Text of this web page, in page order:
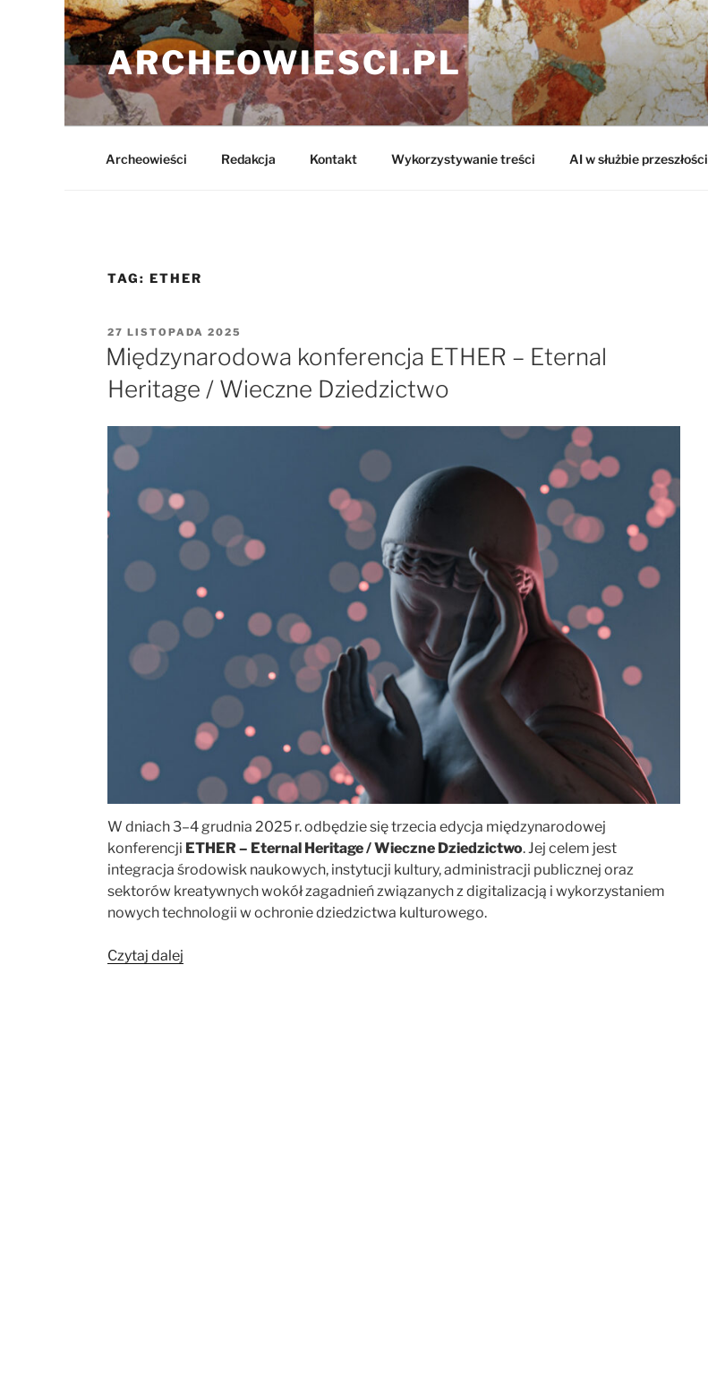
Przejdź
do
treści
ARCHEOWIESCI.PL
Archeowieści Redakcja Kontakt Wykorzystywanie treści AI w służbie przeszłości
TAG: ETHER
OPUBLIKOWANE
W
27 LISTOPADA 2025
Międzynarodowa konferencja ETHER – Eternal
Heritage / Wieczne Dziedzictwo
W dniach 3–4 grudnia 2025 r. odbędzie się trzecia edycja międzynarodowej
konferencji ETHER – Eternal Heritage / Wieczne Dziedzictwo. Jej celem jest
integracja środowisk naukowych, instytucji kultury, administracji publicznej oraz
sektorów kreatywnych wokół zagadnień związanych z digitalizacją i wykorzystaniem
nowych technologii w ochronie dziedzictwa kulturowego.
Czytaj dalej